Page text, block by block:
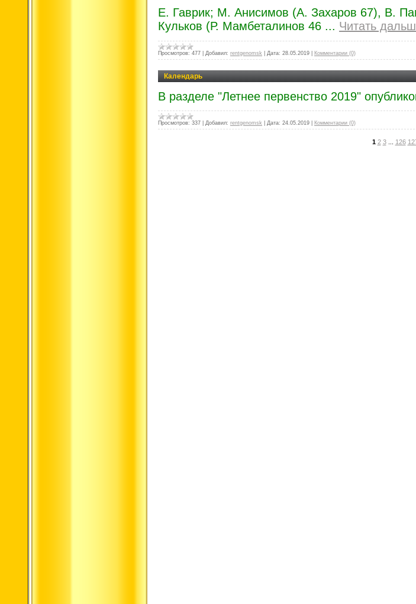
Е. Гаврик; М. Анисимов (А. Захаров 67), В.
Кульков (Р. Мамбеталинов 46 ... Читать
Просмотров: 477 Добавил: rentgenomsk Дата: 28.05.2019 Комментарии (0)
Календарь
В разделе "Летнее первенство 2019"
Просмотров: 337 Добавил: rentgenomsk Дата: 24.05.2019 Комментарии (0)
1 2 3 126